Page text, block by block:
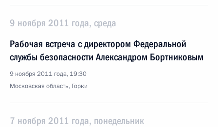
9 ноября 2011 года, среда
Рабочая встреча с директором Федеральной
службы безопасности Александром Бортниковым
9 ноября 2011 года, 19:30
Московская область, Горки
7 ноября 2011 года, понедельник